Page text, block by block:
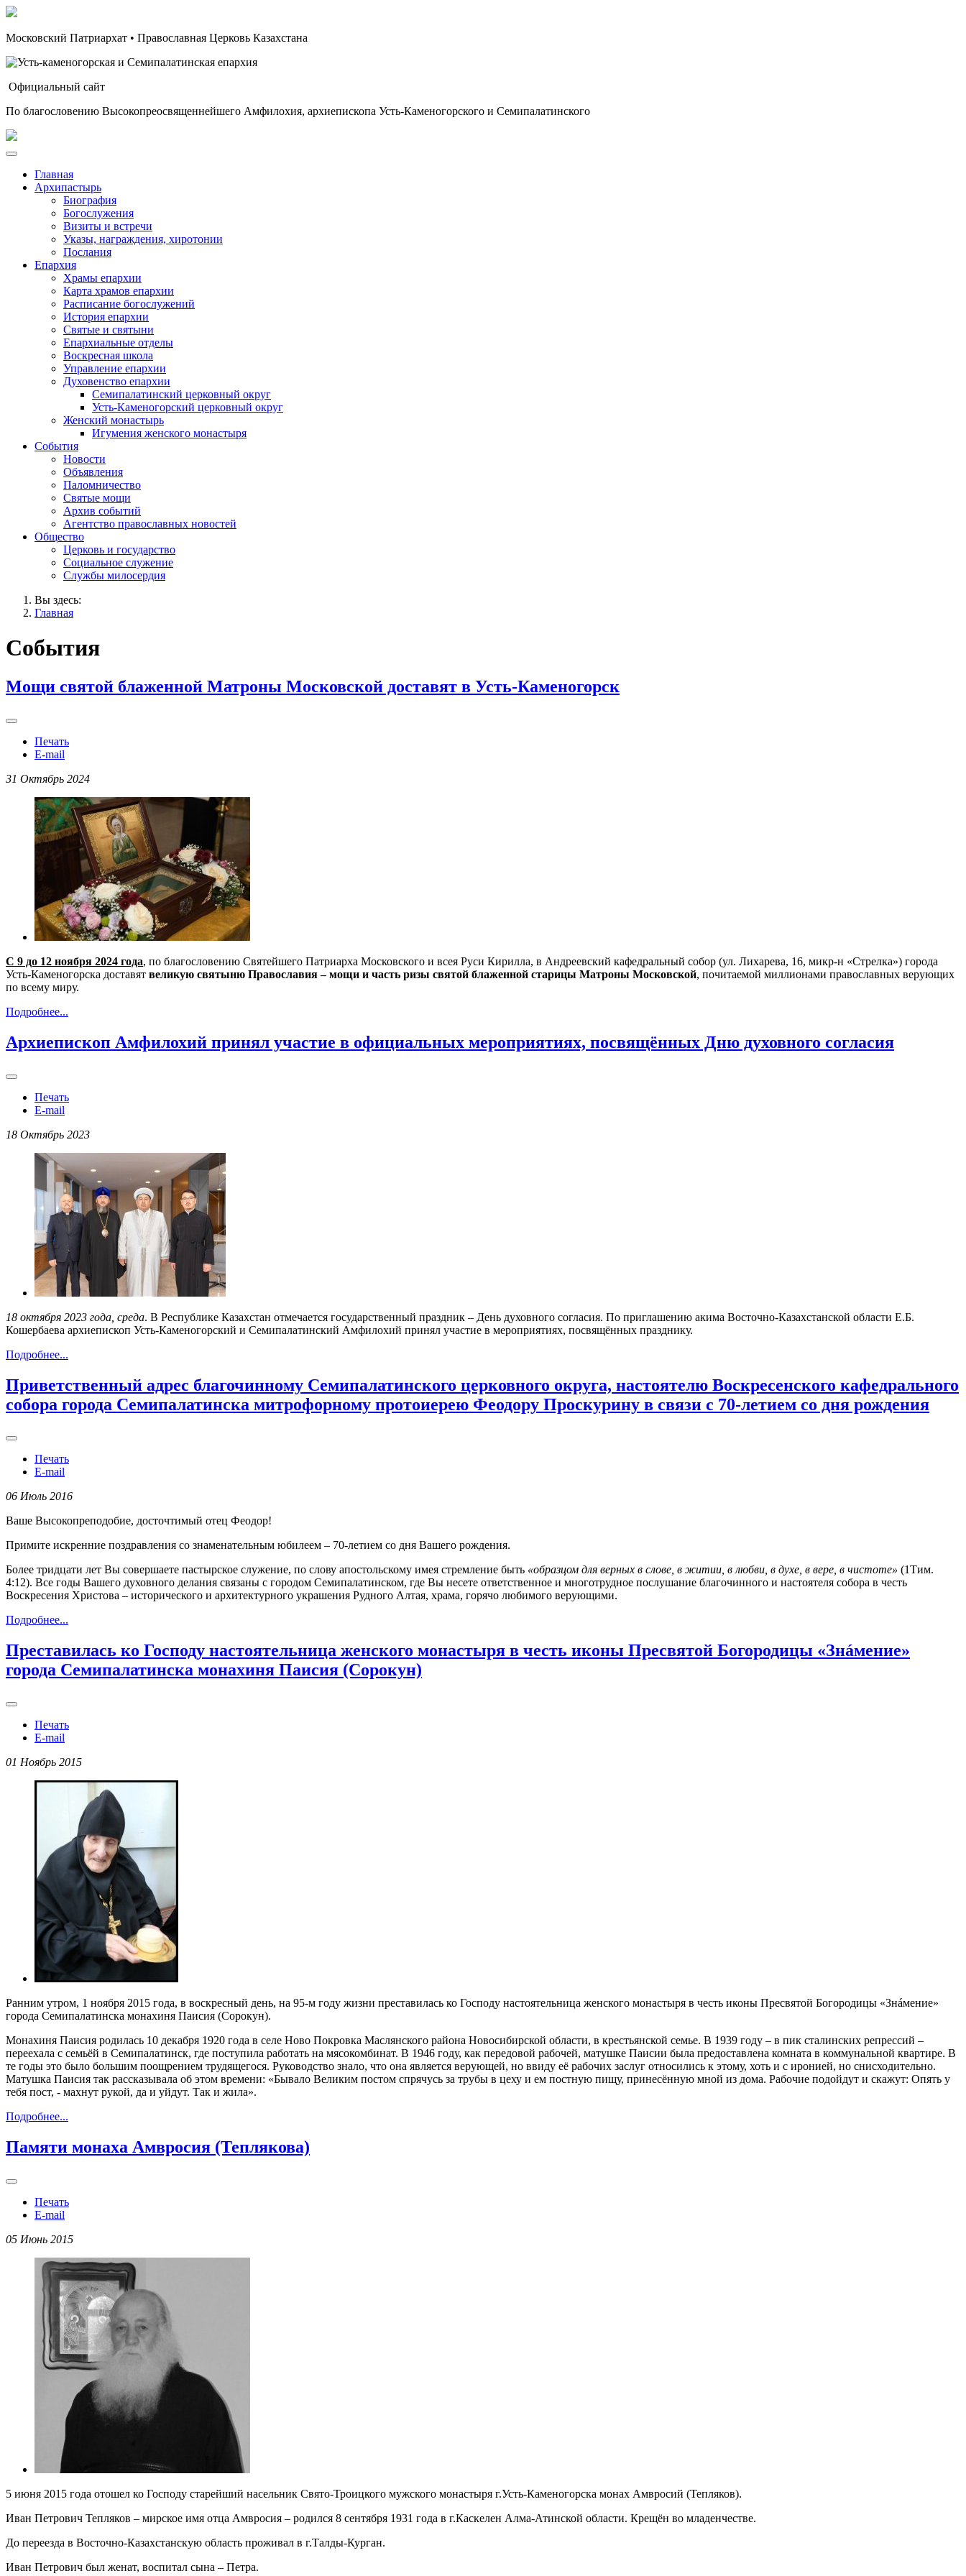
Московский Патриархат • Православная Церковь Казахстана
Официальный сайт
По благословению Высокопреосвященнейшего Амфилохия, архиепископа Усть-Каменогорского и Семипалатинского
Главная
Архипастырь
Биография
Богослужения
Визиты и встречи
Указы, награждения, хиротонии
Послания
Епархия
Храмы епархии
Карта храмов епархии
Расписание богослужений
История епархии
Святые и святыни
Епархиальные отделы
Воскресная школа
Управление епархии
Духовенство епархии
Семипалатинский церковный округ
Усть-Каменогорский церковный округ
Женский монастырь
Игумения женского монастыря
События
Новости
Объявления
Паломничество
Святые мощи
Архив событий
Агентство православных новостей
Общество
Церковь и государство
Социальное служение
Службы милосердия
Вы здесь:
Главная
События
Мощи святой блаженной Матроны Московской доставят в Усть-Каменогорск
Печать
E-mail
31 Октябрь 2024
С 9 до 12 ноября 2024 года, по благословению Святейшего Патриарха Московского и всея Руси Кирилла, в Андреевский кафедральный собор (ул. Лихарева, 16, микр-н «Стрелка») города
Усть-Каменогорска доставят великую святыню Православия – мощи и часть ризы святой блаженной старицы Матроны Московской, почитаемой миллионами православных верующих
по всему миру.
Подробнее...
Архиепископ Амфилохий принял участие в официальных мероприятиях, посвящённых Дню духовного согласия
Печать
E-mail
18 Октябрь 2023
18 октября 2023 года, среда. В Республике Казахстан отмечается государственный праздник – День духовного согласия. По приглашению акима Восточно-Казахстанской области Е.Б.
Кошербаева архиепископ Усть-Каменогорский и Семипалатинский Амфилохий принял участие в мероприятиях, посвящённых празднику.
Подробнее...
Приветственный адрес благочинному Семипалатинского церковного округа, настоятелю Воскресенского кафедрального
собора города Семипалатинска митрофорному протоиерею Феодору Проскурину в связи с 70-летием со дня рождения
Печать
E-mail
06 Июль 2016
Ваше Высокопреподобие, досточтимый отец Феодор!
Примите искренние поздравления со знаменательным юбилеем – 70-летием со дня Вашего рождения.
Более тридцати лет Вы совершаете пастырское служение, по слову апостольскому имея стремление быть «образцом для верных в слове, в житии, в любви, в духе, в вере, в чистоте» (1Тим.
4:12). Все годы Вашего духовного делания связаны с городом Семипалатинском, где Вы несете ответственное и многотрудное послушание благочинного и настоятеля собора в честь
Воскресения Христова – исторического и архитектурного украшения Рудного Алтая, храма, горячо любимого верующими.
Подробнее...
Преставилась ко Господу настоятельница женского монастыря в честь иконы Пресвятой Богородицы «Знáмение»
города Семипалатинска монахиня Паисия (Сорокун)
Печать
E-mail
01 Ноябрь 2015
Ранним утром, 1 ноября 2015 года, в воскресный день, на 95-м году жизни преставилась ко Господу настоятельница женского монастыря в честь иконы Пресвятой Богородицы «Знáмение»
города Семипалатинска монахиня Паисия (Сорокун).
Монахиня Паисия родилась 10 декабря 1920 года в селе Ново Покровка Маслянского района Новосибирской области, в крестьянской семье. В 1939 году – в пик сталинских репрессий –
переехала с семьёй в Семипалатинск, где поступила работать на мясокомбинат. В 1946 году, как передовой рабочей, матушке Паисии была предоставлена комната в коммунальной квартире. В
те годы это было большим поощрением трудящегося. Руководство знало, что она является верующей, но ввиду её рабочих заслуг относились к этому, хоть и с иронией, но снисходительно.
Матушка Паисия так рассказывала об этом времени: «Бывало Великим постом спрячусь за трубы в цеху и ем постную пищу, принесённую мной из дома. Рабочие подойдут и скажут: Опять у
тебя пост, - махнут рукой, да и уйдут. Так и жила».
Подробнее...
Памяти монаха Амвросия (Теплякова)
Печать
E-mail
05 Июнь 2015
5 июня 2015 года отошел ко Господу старейший насельник Свято-Троицкого мужского монастыря г.Усть-Каменогорска монах Амвросий (Тепляков).
Иван Петрович Тепляков – мирское имя отца Амвросия – родился 8 сентября 1931 года в г.Каскелен Алма-Атинской области. Крещён во младенчестве.
До переезда в Восточно-Казахстанскую область проживал в г.Талды-Курган.
Иван Петрович был женат, воспитал сына – Петра.